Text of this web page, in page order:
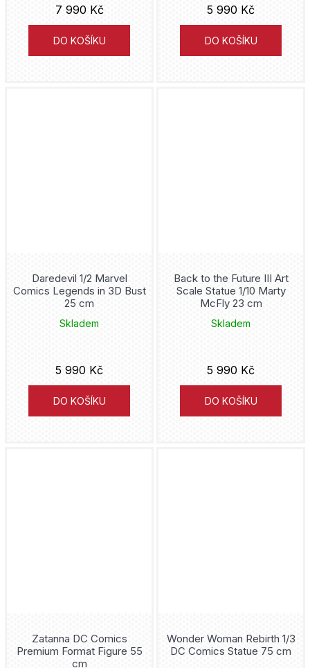
7 990 Kč
DO KOŠÍKU
5 990 Kč
DO KOŠÍKU
Daredevil 1/2 Marvel
Comics Legends in 3D Bust
25 cm
Skladem
5 990 Kč
DO KOŠÍKU
Back to the Future III Art
Scale Statue 1/10 Marty
McFly 23 cm
Skladem
5 990 Kč
DO KOŠÍKU
Zatanna DC Comics
Premium Format Figure 55
cm
Wonder Woman Rebirth 1/3
DC Comics Statue 75 cm